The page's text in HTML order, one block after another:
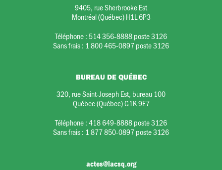
9405, rue Sherbrooke Est
Montréal (Québec) H1L 6P3
Téléphone : 514 356-8888 poste 3126
Sans frais : 1 800 465-0897 poste 3126
BUREAU DE QUÉBEC
320, rue Saint-Joseph Est, bureau 100
Québec (Québec) G1K 9E7
Téléphone :418 649-8888 poste 3126
Sans frais : 1 877 850-0897 poste 3126
actes@lacsq.org